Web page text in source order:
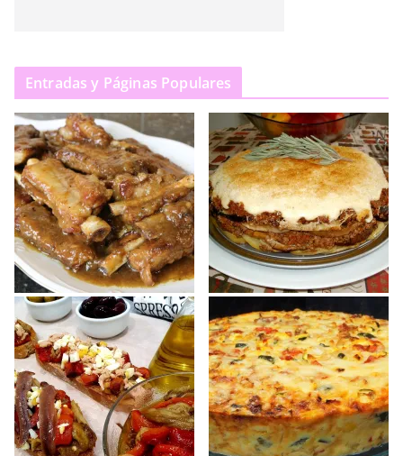
Entradas y Páginas Populares